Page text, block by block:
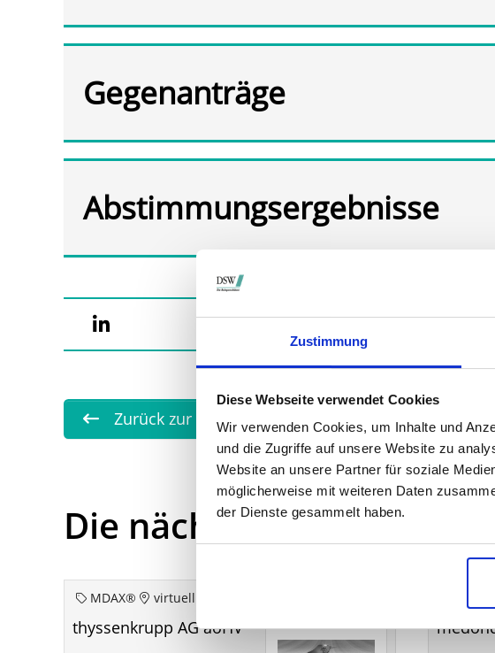
Zustimmung
Diese Webseite verwendet Cookies
Wir verwenden Cookies, um Inhalte und
und die Zugriffe auf unsere Website zu
Website an unsere Partner für soziale
möglicherweise mit weiteren Daten
der Dienste gesammelt haben.
Gegenanträge
Abstimmungsergebnisse
Zurück zur Übersicht
Die nächsten Termine
MDAX® virtuell
thyssenkrupp AG aoHV